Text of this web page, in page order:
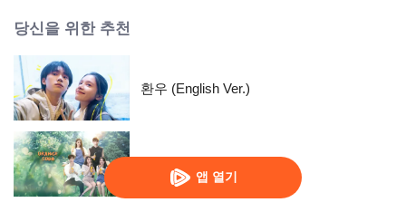
앱 열기
당신을 위한 추천
환우 (English Ver.)